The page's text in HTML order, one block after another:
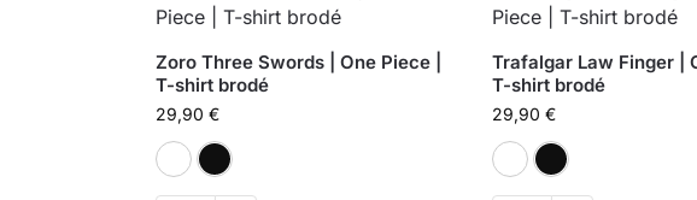
Zoro Three Swords | One Piece |
T-shirt brodé
29,90 €
Trafalgar Law Finger |
T-shirt brodé
29,90 €